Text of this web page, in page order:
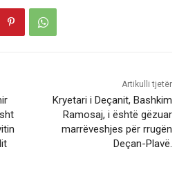
Artikulli tjetër
Kryetari i Deçanit, Bashkim
Ramosaj, i është gëzuar
marrëveshjes për rrugën
Deçan-Plavë.